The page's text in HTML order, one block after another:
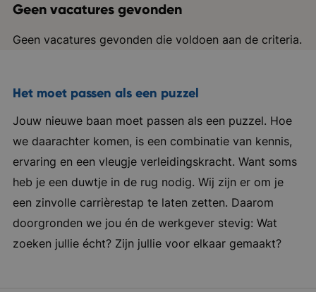
Geen vacatures gevonden
Geen vacatures gevonden die voldoen aan de criteria.
Het moet passen als een puzzel
Jouw nieuwe baan moet passen als een puzzel. Hoe
we daarachter komen, is een combinatie van kennis,
ervaring en een vleugje verleidingskracht. Want soms
heb je een duwtje in de rug nodig. Wij zijn er om je
een zinvolle carrièrestap te laten zetten. Daarom
doorgronden we jou én de werkgever stevig: Wat
zoeken jullie écht? Zijn jullie voor elkaar gemaakt?